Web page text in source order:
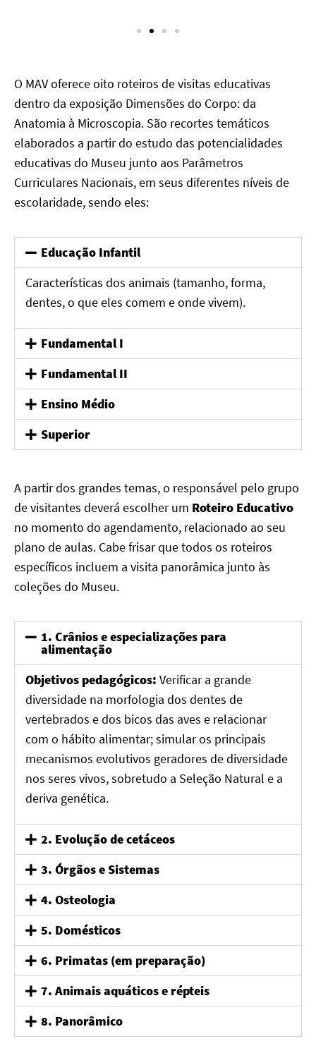
O MAV oferece oito roteiros de visitas educativas
dentro da exposição Dimensões do Corpo: da
Anatomia à Microscopia. São recortes temáticos
elaborados a partir do estudo das potencialidades
educativas do Museu junto aos Parâmetros
Curriculares Nacionais, em seus diferentes níveis de
escolaridade, sendo eles:
Educação Infantil
Características dos animais (tamanho, forma,
dentes, o que eles comem e onde vivem).
Fundamental I
Fundamental II
Ensino Médio
Superior
A partir dos grandes temas, o responsável pelo grupo
de visitantes deverá escolher um Roteiro Educativo
no momento do agendamento, relacionado ao seu
plano de aulas. Cabe frisar que todos os roteiros
específicos incluem a visita panorâmica junto às
coleções do Museu.
1. Crânios e especializações para
alimentação
Objetivos pedagógicos: Verificar a grande
diversidade na morfologia dos dentes de
vertebrados e dos bicos das aves e relacionar
com o hábito alimentar; simular os principais
mecanismos evolutivos geradores de diversidade
nos seres vivos, sobretudo a Seleção Natural e a
deriva genética.
2. Evolução de cetáceos
3. Órgãos e Sistemas
4. Osteologia
5. Domésticos
6. Primatas (em preparação)
7. Animais aquáticos e répteis
8. Panorâmico